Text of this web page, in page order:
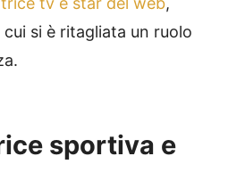
si è ritagliata un ruolo
sportiva e